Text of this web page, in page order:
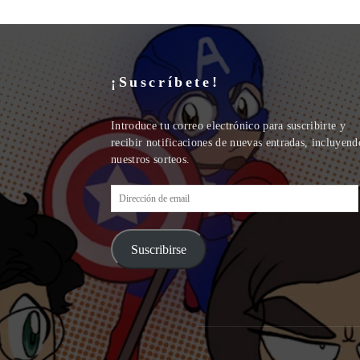
¡Suscríbete!
Introduce tu correo electrónico para suscribirte y
recibir notificaciones de nuevas entradas,
nuestros sorteos.
Dirección
de
email
Suscribirse